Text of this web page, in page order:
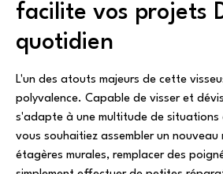
facilite vos projets
quotidien
L'un des atouts majeurs de cette
polyvalence. Capable de visser et
s'adapte à une multitude de situations
vous souhaitiez assembler un nouveau
étagères murales, remplacer des